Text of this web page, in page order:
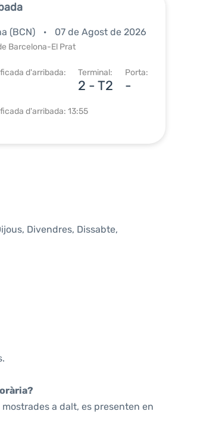
(BCN) 07 de Agost de 2026
Barcelona-El Prat
d'arribada: Terminal:
2 - T2
Porta:
-
d'arribada: 13:55
Divendres, Dissabte,
a dalt, es presenten en